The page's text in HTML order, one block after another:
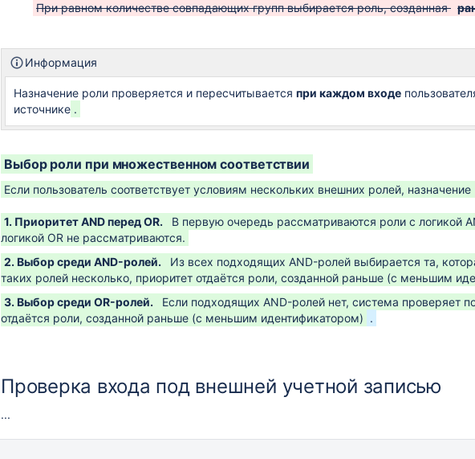
При равном количестве совпадающих групп выбирается роль, созданная
Информация
Назначение роли проверяется и пересчитывается при каждом входе
источнике .
Выбор роли при множественном соответствии
Если пользователь соответствует условиям нескольких внешних ролей,
1. Приоритет AND перед OR.
В первую очередь рассматриваются роли с логикой
логикой OR не рассматриваются.
2. Выбор среди AND-ролей.
Из всех подходящих AND-ролей выбирается та,
таких ролей несколько, приоритет отдаётся роли, созданной раньше (с меньшим
3. Выбор среди OR-ролей.
Если подходящих AND-ролей нет, система проверяет
отдаётся роли, созданной раньше (с меньшим идентификатором) .
Проверка входа под внешней учетной записью
...